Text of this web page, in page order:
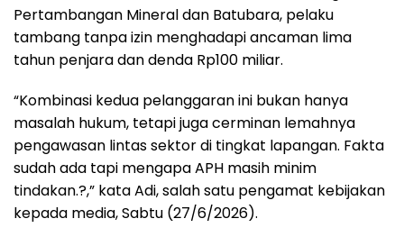
Pertambangan Mineral dan Batubara, pelaku
tambang tanpa izin menghadapi ancaman lima
tahun penjara dan denda Rp100 miliar.
“Kombinasi kedua pelanggaran ini bukan hanya
masalah hukum, tetapi juga cerminan lemahnya
pengawasan lintas sektor di tingkat lapangan. Fakta
sudah ada tapi mengapa APH masih minim
tindakan.?,” kata Adi, salah satu pengamat kebijakan
kepada media, Sabtu (27/6/2026).